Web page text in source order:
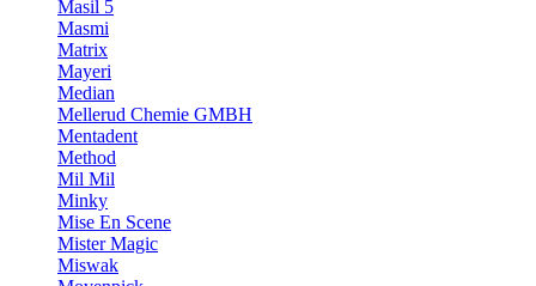
Masil 5
Masmi
Matrix
Mayeri
Median
Mellerud Chemie GMBH
Mentadent
Method
Mil Mil
Minky
Mise En Scene
Mister Magic
Miswak